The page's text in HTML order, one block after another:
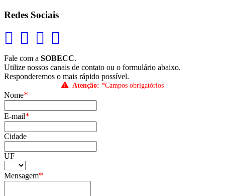
Redes Sociais
Fale com a SOBECC.
Utilize nossos canais de contato ou o formulário abaixo.
Responderemos o mais rápido possível.
Atenção: *Campos obrigatórios
Nome*
E-mail*
Cidade
UF
Mensagem*